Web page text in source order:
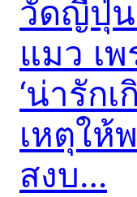
วัดญี่ปุ่
แมว เ
‘น่ารัก
เหตุให้
สงบ…